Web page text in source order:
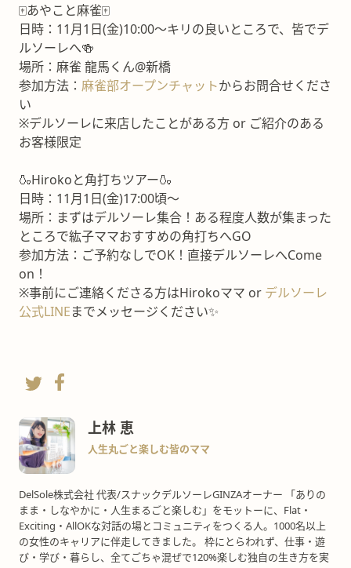
🀄️あやこと麻雀🀄️
日時：11月1日(金)10:00〜キリの良いところで、皆でデ
ルソーレへ🍻
場所：麻雀 龍馬くん@新橋
参加方法： 麻雀部オープンチャットからお問合せくださ
い
※デルソーレに来店したことがある方 or ご紹介のある
お客様限定
🍶Hirokoと角打ちツアー🍶
日時：11月1日(金)17:00頃〜
場所：まずはデルソーレ集合！ある程度人数が集まった
ところで紘子ママおすすめの角打ちへGO
参加方法：ご予約なしでOK！直接デルソーレへCome
on！
※事前にご連絡くださる方はHirokoママ or デルソーレ
公式LINEまでメッセージください✨
上林 恵
人生丸ごと楽しむ皆のママ
DelSole株式会社 代表/スナックデルソーレGINZAオーナー 「ありの
まま・しなやかに・人生まるごと楽しむ」をモットーに、Flat・
Exciting・AllOKな対話の場とコミュニティをつくる人。1000名以上
の女性のキャリアに伴走してきました。 枠にとらわれず、仕事・遊
び・学び・暮らし、全てごちゃ混ぜで120%楽しむ独自の生き方を実